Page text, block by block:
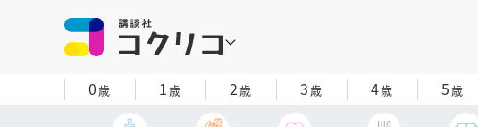
0歳 1歳 2歳 3歳 4歳 5歳